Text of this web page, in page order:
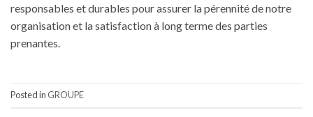
responsables et durables pour assurer la pérennité de notre
organisation et la satisfaction à long terme des parties
prenantes.
Posted in GROUPE